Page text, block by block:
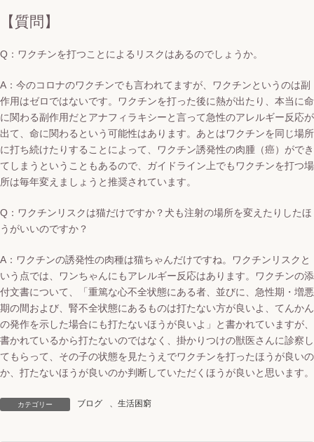
【質問】
Q：ワクチンを打つことによるリスクはあるのでしょうか。
A：今のコロナのワクチンでも言われてますが、ワクチンというのは副
作用はゼロではないです。ワクチンを打った後に熱が出たり、本当に命
に関わる副作用だとアナフィラキシーと言って急性のアレルギー反応が
出て、命に関わるという可能性はあります。あとはワクチンを同じ場所
に打ち続けたりすることによって、ワクチン誘発性の肉腫（癌）ができ
てしまうということもあるので、ガイドライン上でもワクチンを打つ場
所は毎年変えましょうと推奨されています。
Q：ワクチンリスクは猫だけですか？犬も注射の場所を変えたりしたほ
うがいいのですか？
A：ワクチンの誘発性の肉種は猫ちゃんだけですね。ワクチンリスクと
いう点では、ワンちゃんにもアレルギー反応はあります。
ワクチンの添
付文書について、「重篤な心不全状態にある者、並びに、急性期・増悪
期の間および、腎不全状態にあるものは打たない方が良いよ、てんかん
の発作を示した場合にも打たないほうが良いよ」と書かれていますが、
書かれているから打たないのではなく、掛かりつけの獣医さんに診察し
てもらって、その子の状態を見たうえでワクチンを打ったほうが良いの
か、打たないほうが良いのか判断していただくほうが良いと思います。
カテゴリー ブログ 、 生活困窮